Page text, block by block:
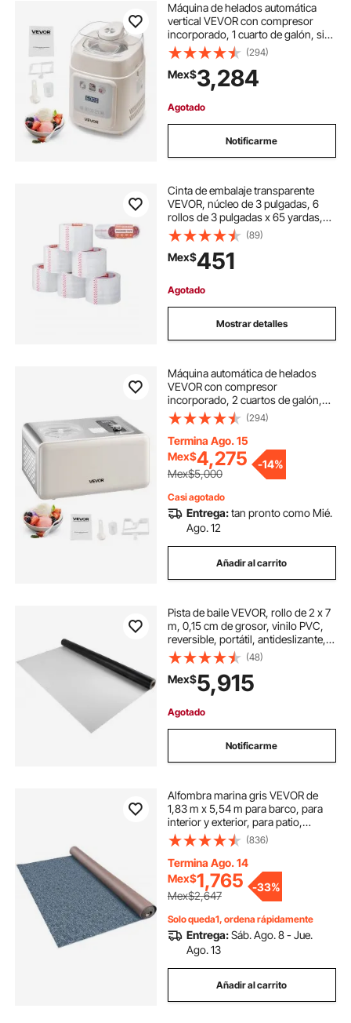
Máquina de helados automática
vertical VEVOR con compresor
incorporado, 1 cuarto de galón, sin
congelación previa, para gelato y
yogur helado, 4 modos, máquina
eléctrica para sorbetes, máquina de
helados con compresor para el
hogar
(294)
Mex$3,284
Agotado
Notificarme
Cinta de embalaje transparente
VEVOR, núcleo de 3 pulgadas, 6
rollos de 3 pulgadas x 65 yardas,
2,7 mil de grosor, cinta de embalaje
resistente diseñada para
mudanzas, almacenamiento,
embalaje, envíos y correo, oficina.
(89)
Mex$451
Agotado
Mostrar detalles
Máquina automática de helados
VEVOR con compresor
incorporado, 2 cuartos de galón,
sin congelación previa, máquina
eléctrica para hacer helados y
sorbetes, 3 modos de
funcionamiento, ideal para la cocina
del hogar.
(294)
Termina Ago. 15
Mex$4,275
Mex$5,000
-14%
Casi agotado
Entrega:tan pronto como Mié.
Ago. 12
Añadir al carrito
Pista de baile VEVOR, rollo de 2 x 7
m, 0,15 cm de grosor, vinilo PVC,
reversible, portátil, antideslizante,
ideal para jazz, pop y lírico.
(48)
Mex$5,915
Agotado
Notificarme
Alfombra marina gris VEVOR de
1,83 m x 5,54 m para barco, para
interior y exterior, para patio,
terraza, antideslizante, TPR,
impermeable, con corte en la parte
posterior, fácil de limpiar.
(836)
Termina Ago. 14
Mex$1,765
Mex$2,647
-33%
Solo queda1, ordena rápidamente
Entrega:Sáb. Ago. 8 - Jue.
Ago. 13
Añadir al carrito